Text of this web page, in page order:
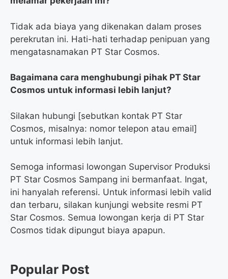
Tidak ada biaya yang dikenakan dalam proses
perekrutan ini. Hati-hati terhadap penipuan yang
mengatasnamakan PT Star Cosmos.
Bagaimana cara menghubungi pihak PT Star
Cosmos untuk informasi lebih lanjut?
Silakan hubungi [sebutkan kontak PT Star
Cosmos, misalnya: nomor telepon atau email]
untuk informasi lebih lanjut.
Semoga informasi lowongan Supervisor Produksi
PT Star Cosmos Sampang ini bermanfaat. Ingat,
ini hanyalah referensi. Untuk informasi lebih valid
dan terbaru, silakan kunjungi website resmi PT
Star Cosmos. Semua lowongan kerja di PT Star
Cosmos tidak dipungut biaya apapun.
Popular Post